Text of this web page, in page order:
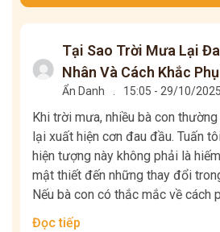
Tại Sao Trời Mưa Lại
Nhân Và Cách Khắc
Ẩn Danh 15:05 - 29/10/2025
Khi trời mưa, nhiều bà con
lại xuất hiện cơn đau đầu. Tuấn
hiện tượng này không phải là
mật thiết đến những thay đổi
Nếu bà con có thắc mắc về cách
Đọc tiếp